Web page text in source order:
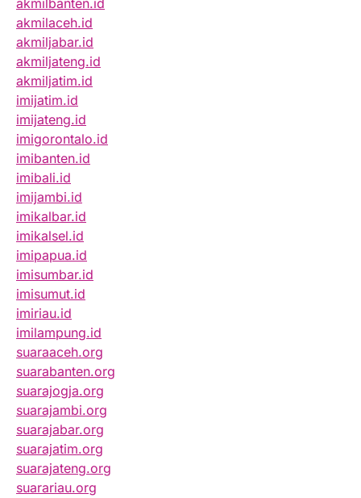
akmilbanten.id
akmilaceh.id
akmiljabar.id
akmiljateng.id
akmiljatim.id
imijatim.id
imijateng.id
imigorontalo.id
imibanten.id
imibali.id
imijambi.id
imikalbar.id
imikalsel.id
imipapua.id
imisumbar.id
imisumut.id
imiriau.id
imilampung.id
suaraaceh.org
suarabanten.org
suarajogja.org
suarajambi.org
suarajabar.org
suarajatim.org
suarajateng.org
suarariau.org